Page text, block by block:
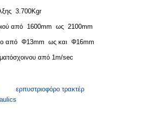
3.700Kgr
από 1600mm ως 2100mm
από Φ13mm ως και Φ16mm
από 1m/sec
ερπυστριοφόρο τρακτέρ